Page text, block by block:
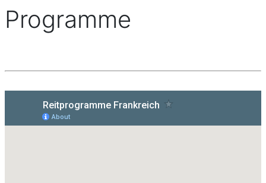
Elsass bekannt für gutes Essen und guten
Wein - Reiten und Geniessen par excellence!
Nationalpark im Herzen des Burgund - hier
Programme